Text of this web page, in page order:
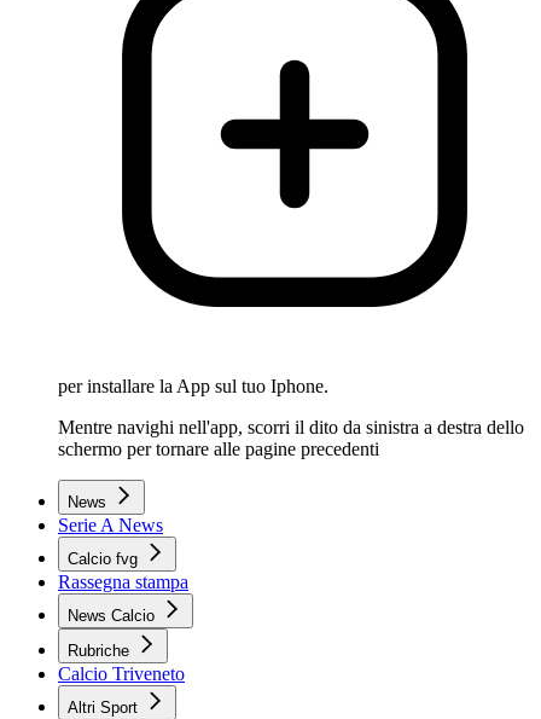
per installare la App sul tuo Iphone.
Mentre navighi nell'app, scorri il dito da sinistra a destra dello
schermo per tornare alle pagine precedenti
News
Serie A News
Calcio fvg
Rassegna stampa
News Calcio
Rubriche
Calcio Triveneto
Altri Sport